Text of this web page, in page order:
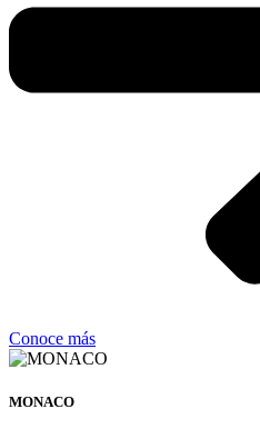
Conoce más
MONACO